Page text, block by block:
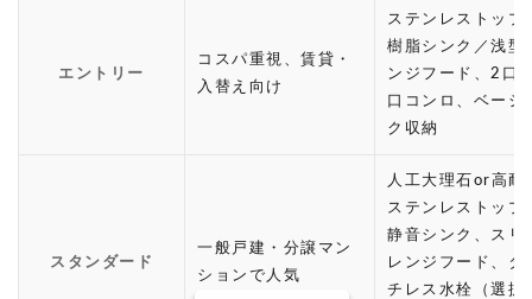
エントリー
コスパ重視、賃貸・
入替え向け
ステンレストップ
樹脂シンク／浅型
ンジフード、2口
口コンロ、ベーシ
ク収納
スタンダード
一般戸建・分譲マン
ションで人気
人工大理石or高耐
ステンレストップ
静音シンク、スリ
レンジフード、タ
チレス水栓（選択